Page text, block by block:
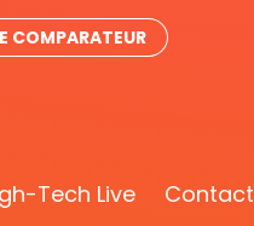
COMPARATEUR
Tech Live Contact